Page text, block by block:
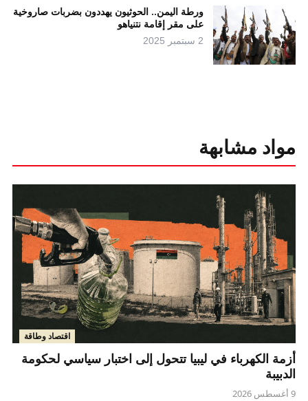
ورطة اليمن.. الحوثيون يهددون بضربات صاروخية
على مقر إقامة نتنياهو
2 سبتمبر 2025
مواد مشابهة
اقتصاد وطاقة
أزمة الكهرباء في ليبيا تتحول إلى اختبار سياسي لحكومة
الدبيبة
9 أغسطس 2026